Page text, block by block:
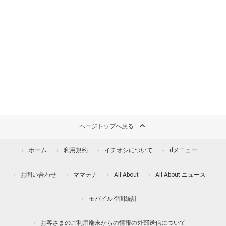
ページトップへ戻る
ホーム 利用規約 イチオシについて dメニュー
お問い合わせ ママテナ All About All About ニュース
モバイル空間統計
お客さまのご利用端末からの情報の外部送信について